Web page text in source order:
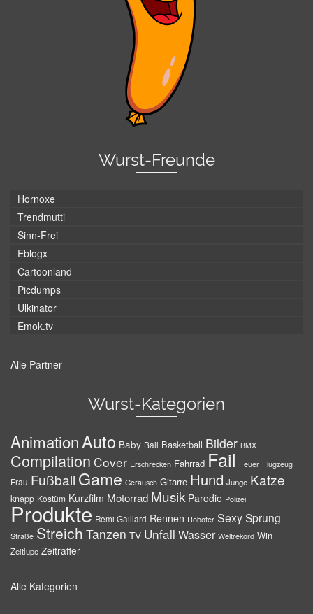
Wurst-Freunde
Hornoxe
Trendmutti
Sinn-Frei
Eblogx
Cartoonland
Picdumps
Ulkinator
Emok.tv
Alle Partner
Wurst-Kategorien
AnimationAuto Baby Ball Basketball Bilder BMX
Compilation Cover Erschrecken Fahrrad Fail Feuer Flugzeug
Frau Fußball Game Geräusch Gitarre Hund Junge Katze
knapp Kostüm Kurzfilm Motorrad Musik Parodie Polizei
Produkte Remi Gaillard Rennen Roboter SexySprung
Straße Streich Tanzen TV Unfall Wasser Weltrekord Win
Zeitlupe Zeitraffer
Alle Kategorien